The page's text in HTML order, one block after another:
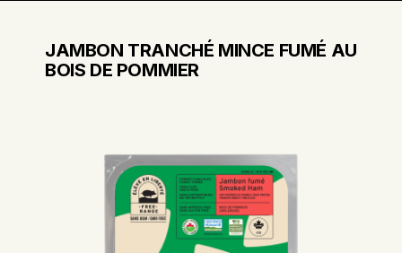
JAMBON TRANCHÉ MINCE FUMÉ AU
BOIS DE POMMIER